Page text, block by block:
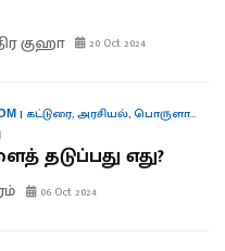
குஹா 20 Oct 2024
| கட்டுரை,அரசியல்,பொருளாதாரம்
தடுப்பது எது?
06 Oct 2024